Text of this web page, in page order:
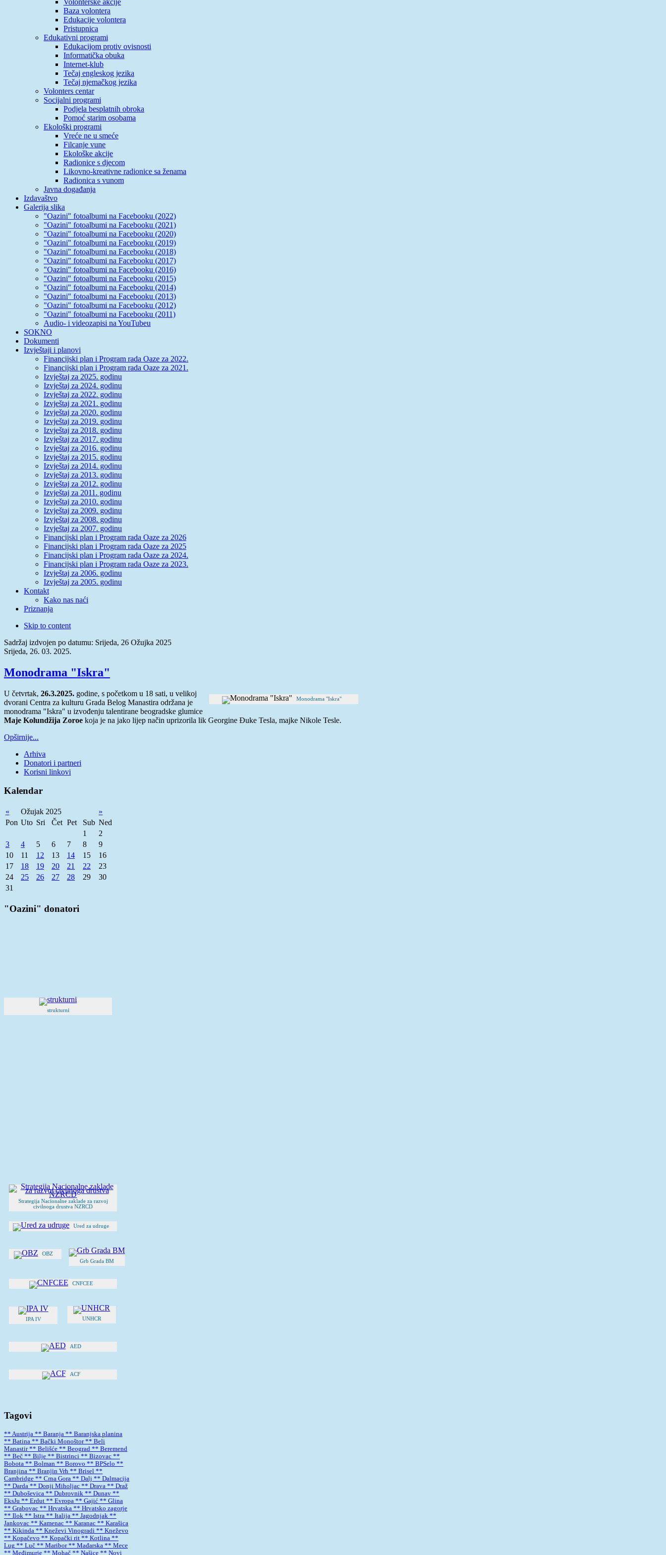
Baza volontera
Edukacije volontera
Pristupnica
Edukativni programi
Edukacijom protiv ovisnosti
Informatička obuka
Internet-klub
Tečaj engleskog jezika
Tečaj njemačkog jezika
Volonters centar
Socijalni programi
Podjela besplatnih obroka
Pomoć starim osobama
Ekološki programi
Vreće ne u smeće
Filcanje vune
Ekološke akcije
Radionice s djecom
Likovno-kreativne radionice sa ženama
Radionica s vunom
Javna događanja
Izdavaštvo
Galerija slika
"Oazini" fotoalbumi na Facebooku (2022)
"Oazini" fotoalbumi na Facebooku (2021)
"Oazini" fotoalbumi na Facebooku (2020)
"Oazini" fotoalbumi na Facebooku (2019)
"Oazini" fotoalbumi na Facebooku (2018)
"Oazini" fotoalbumi na Facebooku (2017)
"Oazini" fotoalbumi na Facebooku (2016)
"Oazini" fotoalbumi na Facebooku (2015)
"Oazini" fotoalbumi na Facebooku (2014)
"Oazini" fotoalbumi na Facebooku (2013)
"Oazini" fotoalbumi na Facebooku (2012)
"Oazini" fotoalbumi na Facebooku (2011)
Audio- i videozapisi na YouTubeu
SOKNO
Dokumenti
Izvještaji i planovi
Financijski plan i Program rada Oaze za 2022.
Financijski plan i Program rada Oaze za 2021.
Izvještaj za 2025. godinu
Izvještaj za 2024. godinu
Izvještaj za 2022. godinu
Izvještaj za 2021. godinu
Izvještaj za 2020. godinu
Izvještaj za 2019. godinu
Izvještaj za 2018. godinu
Izvještaj za 2017. godinu
Izvještaj za 2016. godinu
Izvještaj za 2015. godinu
Izvještaj za 2014. godinu
Izvještaj za 2013. godinu
Izvještaj za 2012. godinu
Izvještaj za 2011. godinu
Izvještaj za 2010. godinu
Izvještaj za 2009. godinu
Izvještaj za 2008. godinu
Izvještaj za 2007. godinu
Financijski plan i Program rada Oaze za 2026
Financijski plan i Program rada Oaze za 2025
Financijski plan i Program rada Oaze za 2024.
Financijski plan i Program rada Oaze za 2023.
Izvještaj za 2006. godinu
Izvještaj za 2005. godinu
Kontakt
Kako nas naći
Priznanja
Skip to content
Sadržaj izdvojen po datumu: Srijeda, 26 Ožujka 2025
Srijeda, 26. 03. 2025.
Monodrama "Iskra"
Monodrama "Iskra"
U četvrtak, 26.3.2025. godine, s početkom u 18 sati, u velikoj
dvorani Centra za kulturu Grada Belog Manastira održana je
monodrama "Iskra" u izvođenju talentirane beogradske glumice
Maje Kolundžija Zoroe koja je na jako lijep način uprizorila lik Georgine Đuke Tesla, majke Nikole Tesle.
Opširnije...
Arhiva
Donatori i partneri
Korisni linkovi
Kalendar
« Ožujak 2025
»
Pon Uto Sri Čet Pet Sub Ned
1
2
3
4 5 6 7 8
9
10
11 12 13 14 15
16
17
18 19 20 21 22
23
24
25 26 27 28 29
30
31
"Oazini" donatori
strukturni
Strategija Nacionalne zaklade za razvoj
civilnoga drustva NZRCD
Ured za udruge
OBZ
Grb Grada BM
CNFCEE
IPA IV UNHCR
AED
ACF
Tagovi
** Austrija ** Baranja ** Baranjska planina
** Batina ** Bački Monoštor** Beli
Manastir** Belišće ** Beograd ** Beremend
** Beč ** Bilje ** Bistrinci ** Bizovac **
Bobota ** Bolman ** Borovo ** BPSelo **
Branjina ** Branjin Vrh ** Brisel **
Cambridge ** Crna Gora ** Dalj ** Dalmacija
** Darda ** Donji Miholjac ** Drava ** Draž
** Duboševica ** Dubrovnik ** Dunav **
EksJu ** Erdut ** Evropa ** Gajić ** Glina
** Grabovac ** Hrvatska ** Hrvatsko zagorje
** Ilok ** Istra ** Italija ** Jagodnjak **
Jankovac ** Kamenac ** Karanac ** Karašica
** Kikinda ** Kneževi Vinogradi ** Kneževo
** Kopačevo ** Kopački rit ** Kotlina **
Lug ** Luč ** Maribor** Mađarska ** Mece
** Međimurje ** Mohač ** Našice ** Novi